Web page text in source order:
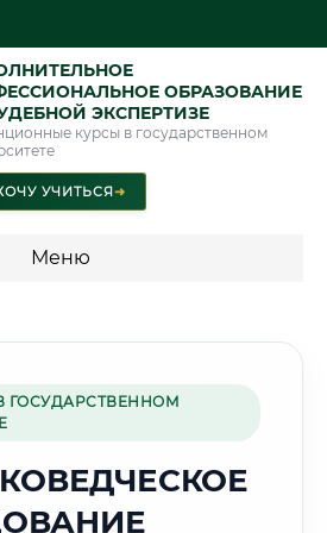
ОБРАЗОВАНИЕ
ЭКСПЕРТИЗЕ
курсы в государственном
УЧИТЬСЯ➜
Меню
обучения "Судебная экспертиза"
обучения "Экспертиза"
ГОСУДАРСТВЕННОМ